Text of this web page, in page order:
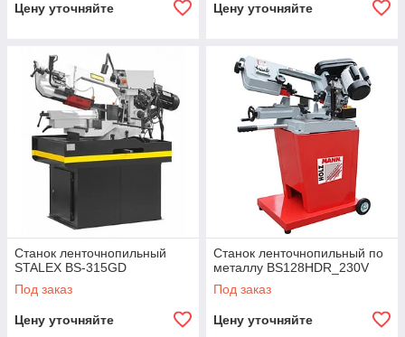
Цену уточняйте Цену уточняйте
Станок ленточнопильный
STALEX BS-315GD
Под заказ
Цену уточняйте
Станок ленточнопильный по
металлу BS128HDR_230V
Под заказ
Цену уточняйте